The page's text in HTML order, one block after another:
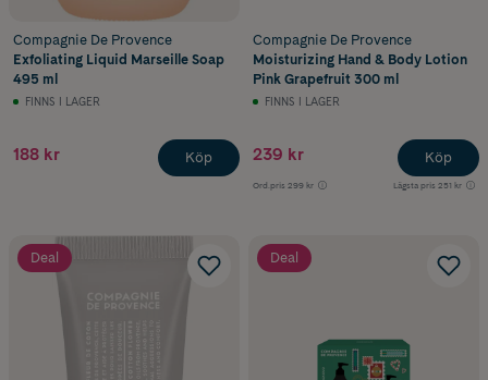
Compagnie De Provence
Exfoliating Liquid Marseille Soap
495 ml
FINNS I LAGER
188 kr Köp
Compagnie De Provence
Moisturizing Hand & Body Lotion
Pink Grapefruit 300 ml
FINNS I LAGER
239 kr
Ord.pris 299 kr Lägsta pris 251 kr
Köp
Deal Deal